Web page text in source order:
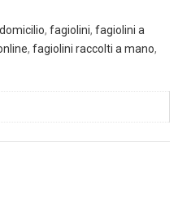
, fagiolini, fagiolini a
, fagiolini raccolti a mano,